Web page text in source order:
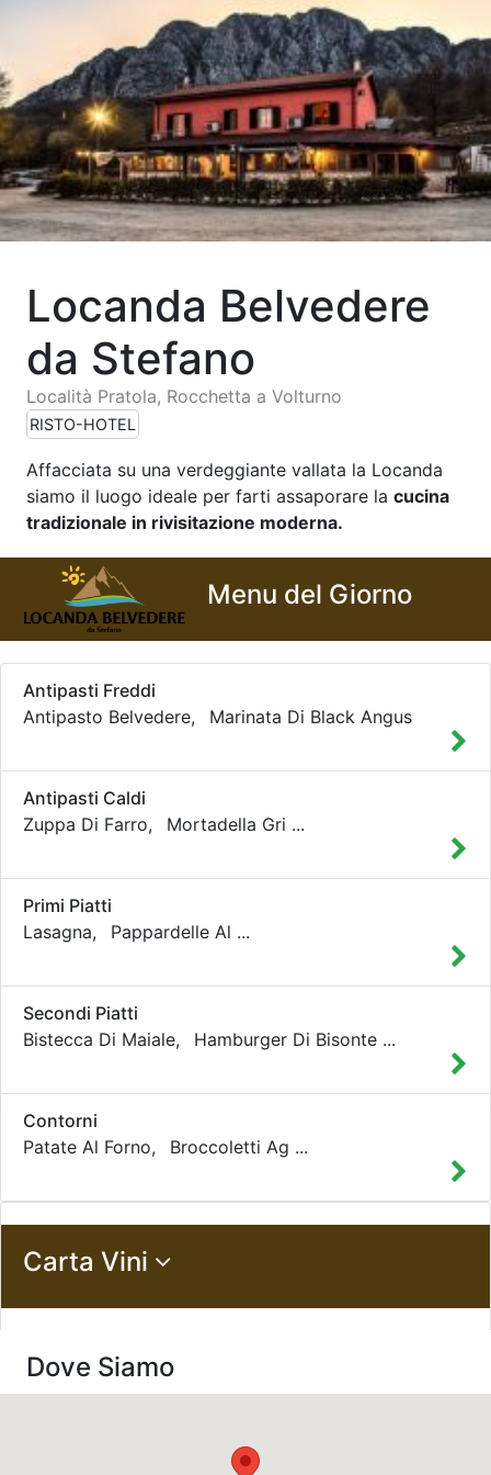
Locanda Belvedere
da Stefano
Località Pratola, Rocchetta a Volturno
RISTO-HOTEL
Affacciata su una verdeggiante vallata la Locanda
siamo il luogo ideale per farti assaporare la cucina
tradizionale in rivisitazione moderna.
Menu del Giorno
Antipasti Freddi
Antipasto Belvedere,
Marinata Di Black Angus
Antipasti Caldi
Zuppa Di Farro,
Mortadella Gri ...
Primi Piatti
Lasagna,
Pappardelle Al ...
Secondi Piatti
Bistecca Di Maiale,
Hamburger Di Bisonte ...
Contorni
Patate Al Forno,
Broccoletti Ag ...
Carta Vini
Dove Siamo